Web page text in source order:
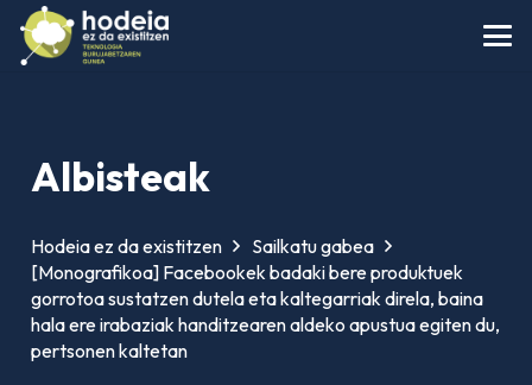
Albisteak
Hodeia ez da existitzen
Sailkatu gabea
[Monografikoa] Facebookek badaki bere produktuek
gorrotoa sustatzen dutela eta kaltegarriak direla, baina
hala ere irabaziak handitzearen aldeko apustua egiten du,
pertsonen kaltetan